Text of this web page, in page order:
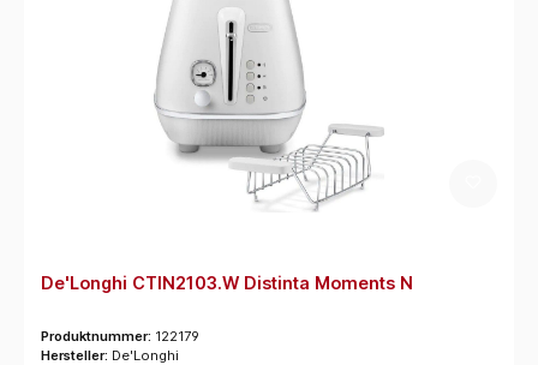
De'Longhi CTIN2103.W Distinta Moments N
Produktnummer: 122179
Hersteller: De'Longhi